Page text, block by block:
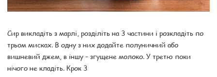
Сир викладіть з марлі, розділіть на 3 частини і розкладіть по
трьом мисках. В одну з них додайте полуничний або
вишневий джем, в іншу – згущене молоко. У третю поки
нічого не кладіть. Крок 3